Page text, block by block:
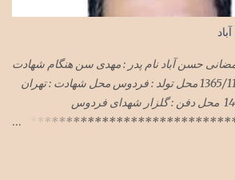
حسن آباد نام پدر : مهدی سن هنگام شهادت
: 47 سال تاریخ تولد : 1365/11/28 محل تولد : فردوس محل شهادت : تهران
تاریخ شهادت : 1404/03/27 محل دفن : گلزار شهدای فردوس